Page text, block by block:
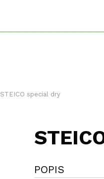
STEICO special dry
POPIS